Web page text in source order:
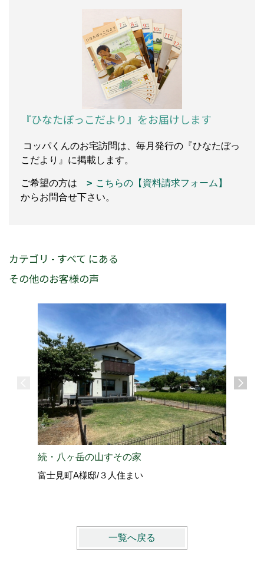
『ひなたぼっこだより』をお届けします
コッパくんのお宅訪問は、毎月発行の『ひなたぼっ
こだより』に掲載します。
ご希望の方は
こちらの【資料請求フォーム】
からお問合せ下さい。
カテゴリ - すべて にある
その他のお客様の声
続・八ヶ岳の山すその家
富士見町A様邸/３人住まい
一覧へ戻る